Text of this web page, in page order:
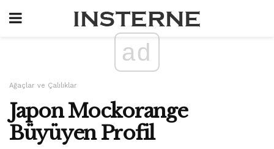
ad
Ağaçlar ve Çalılıklar
Japon Mockorange
Büyüyen Profil